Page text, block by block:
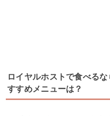
ロイヤルホストで食べる
すすめメニューは？